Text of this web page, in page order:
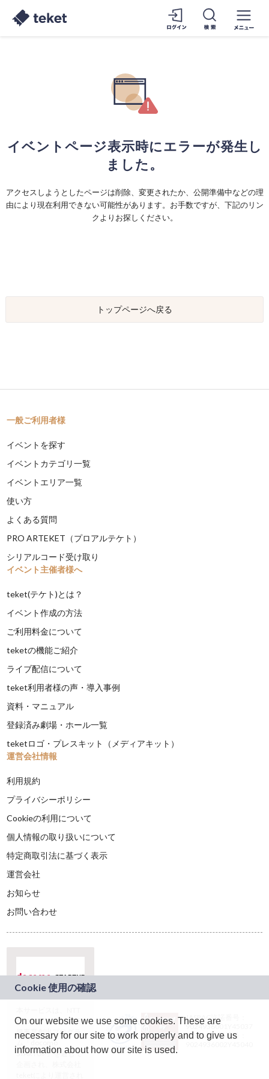
イベントページ表示時にエラーが発生し
ました。
アクセスしようとしたページは削除、変更されたか、公開準備中などの理
由により現在利用できない可能性があります。お手数ですが、下記のリン
クよりお探しください。
トップページへ戻る
一般ご利用者様
イベントを探す
イベントカテゴリ一覧
イベントエリア一覧
使い方
よくある質問
PRO ARTEKET（プロアルテケト）
シリアルコード受け取り
イベント主催者様へ
teket(テケト)とは？
イベント作成の方法
ご利用料金について
teketの機能ご紹介
ライブ配信について
teket利用者様の声・導入事例
資料・マニュアル
登録済み劇場・ホール一覧
teketロゴ・プレスキット（メディアキット）
運営会社情報
利用規約
プライバシーポリシー
Cookieの利用について
個人情報の取り扱いについて
特定商取引法に基づく表示
運営会社
お知らせ
お問い合わせ
ドコモグループの新
規事業創出プログラ
ム「docomo
STARTUP」を通じて
JASRAC許諾番号：
9024936001Y45037
JASRAC許諾番号：
On our website we use some cookies. These are
necessary for our site to work properly and to give us
information about how our site is used.